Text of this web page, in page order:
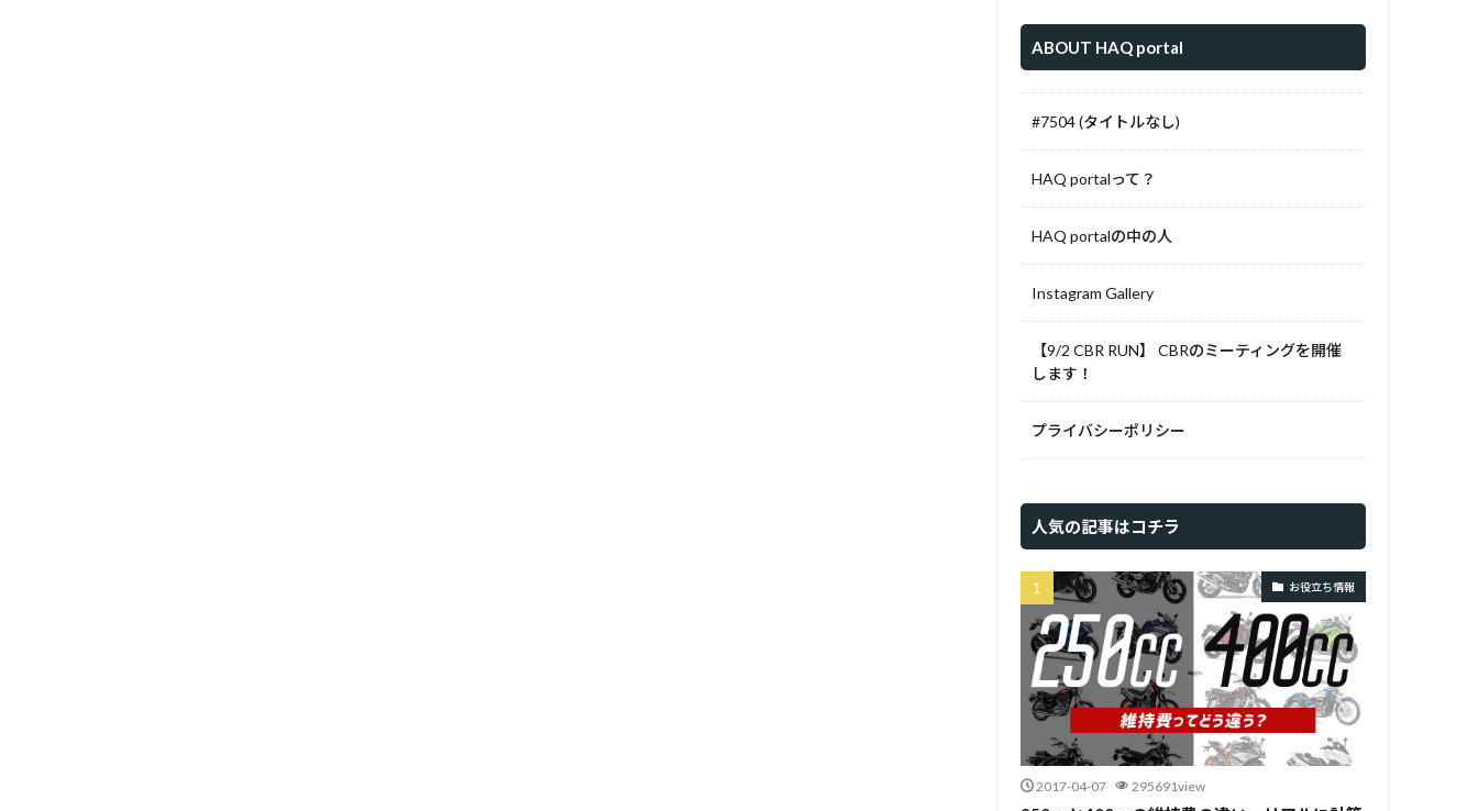
ABOUT HAQ portal
#7504 (タイトルなし)
HAQ portalって？
HAQ portalの中の人
Instagram Gallery
【9/2 CBR RUN】 CBRのミーティングを開催
します！
プライバシーポリシー
人気の記事はコチラ
お役立ち情報
2017-04-07 295691view